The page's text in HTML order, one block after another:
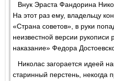
Внук Эраста Фандорина
На этот раз ему, владельцу
«Страна советов», в руки
неизвестной версии
наказание» Федора
Николас загорается идеей
старинный перстень,